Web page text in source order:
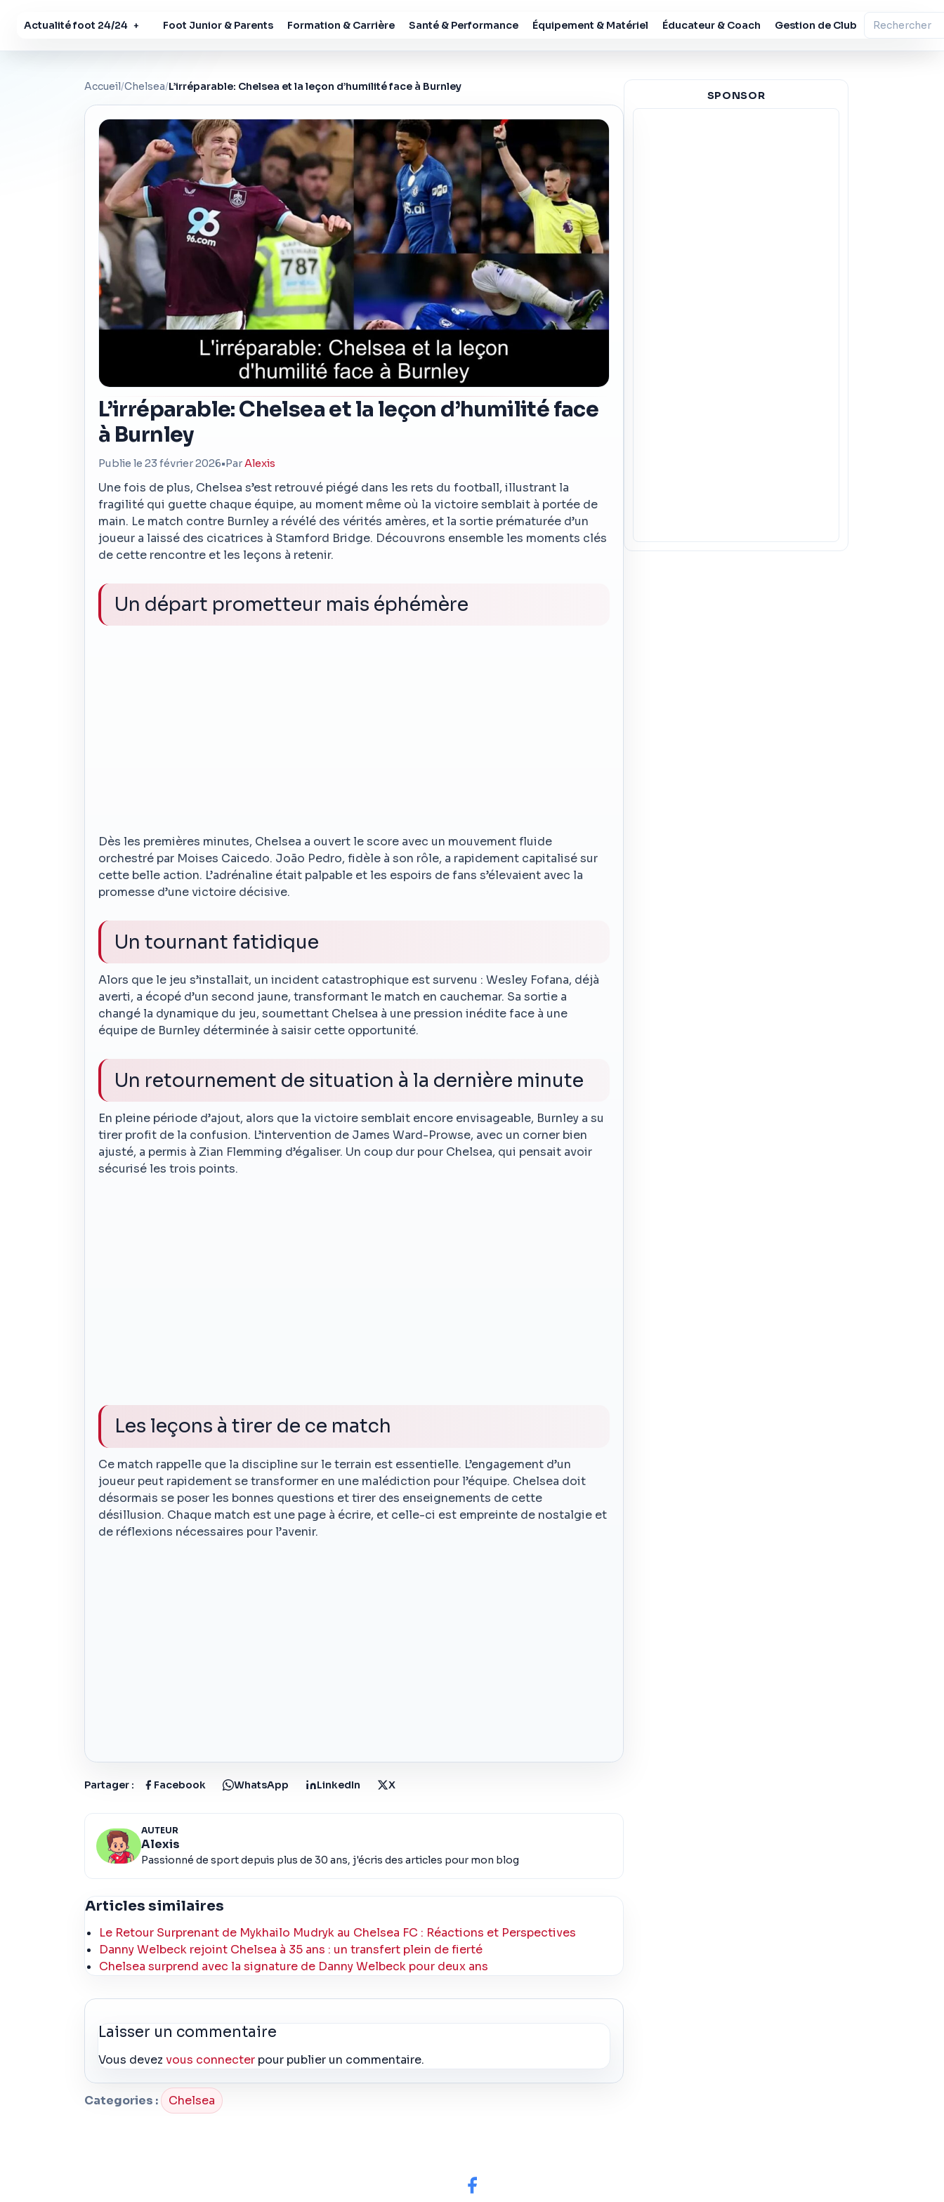
Actualité foot 24/24 + Foot Junior & Parents Formation & Carrière Santé & Performance Équipement & Matériel Éducateur & Coach Gestion de Club
Accueil/Chelsea/L’irréparable: Chelsea et la leçon d’humilité face à Burnley
L’irréparable: Chelsea et la leçon d’humilité face
à Burnley
Publie le 23 février 2026•ParAlexis
Une fois de plus, Chelsea s’est retrouvé piégé dans les rets du football, illustrant la
fragilité qui guette chaque équipe, au moment même où la victoire semblait à portée de
main. Le match contre Burnley a révélé des vérités amères, et la sortie prématurée d’un
joueur a laissé des cicatrices à Stamford Bridge. Découvrons ensemble les moments clés
de cette rencontre et les leçons à retenir.
Un départ prometteur mais éphémère
Dès les premières minutes, Chelsea a ouvert le score avec un mouvement fluide
orchestré par Moises Caicedo. João Pedro, fidèle à son rôle, a rapidement capitalisé sur
cette belle action. L’adrénaline était palpable et les espoirs de fans s’élevaient avec la
promesse d’une victoire décisive.
Un tournant fatidique
Alors que le jeu s’installait, un incident catastrophique est survenu : Wesley Fofana, déjà
averti, a écopé d’un second jaune, transformant le match en cauchemar. Sa sortie a
changé la dynamique du jeu, soumettant Chelsea à une pression inédite face à une
équipe de Burnley déterminée à saisir cette opportunité.
Un retournement de situation à la dernière minute
En pleine période d’ajout, alors que la victoire semblait encore envisageable, Burnley a su
tirer profit de la confusion. L’intervention de James Ward-Prowse, avec un corner bien
ajusté, a permis à Zian Flemming d’égaliser. Un coup dur pour Chelsea, qui pensait avoir
sécurisé les trois points.
Les leçons à tirer de ce match
Ce match rappelle que la discipline sur le terrain est essentielle. L’engagement d’un
joueur peut rapidement se transformer en une malédiction pour l’équipe. Chelsea doit
désormais se poser les bonnes questions et tirer des enseignements de cette
désillusion. Chaque match est une page à écrire, et celle-ci est empreinte de nostalgie et
de réflexions nécessaires pour l’avenir.
Partager : Facebook WhatsApp LinkedIn X
AUTEUR
Alexis
Passionné de sport depuis plus de 30 ans, j'écris des articles pour mon blog
Articles similaires
Le Retour Surprenant de Mykhailo Mudryk au Chelsea FC : Réactions et Perspectives
Danny Welbeck rejoint Chelsea à 35 ans : un transfert plein de fierté
Chelsea surprend avec la signature de Danny Welbeck pour deux ans
Laisser un commentaire
Vous devezvous connecter pour publier un commentaire.
Categories : Chelsea
SPONSOR